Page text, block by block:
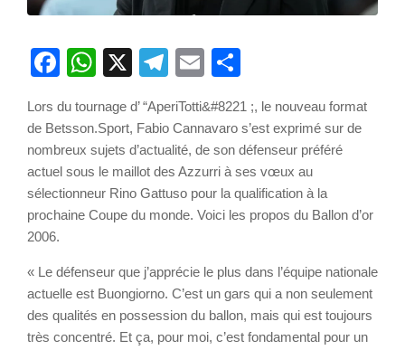
Facebook
WhatsApp
X Telegram
Email
Lors du tournage d’ “AperiTotti&#8221 ;, le nouveau format
de Betsson.Sport, Fabio Cannavaro s’est exprimé sur de
nombreux sujets d’actualité, de son défenseur préféré
actuel sous le maillot des Azzurri à ses vœux au
sélectionneur Rino Gattuso pour la qualification à la
prochaine Coupe du monde. Voici les propos du Ballon d’or
2006.
« Le défenseur que j’apprécie le plus dans l’équipe nationale
actuelle est Buongiorno. C’est un gars qui a non seulement
des qualités en possession du ballon, mais qui est toujours
très concentré. Et ça, pour moi, c’est fondamental pour un